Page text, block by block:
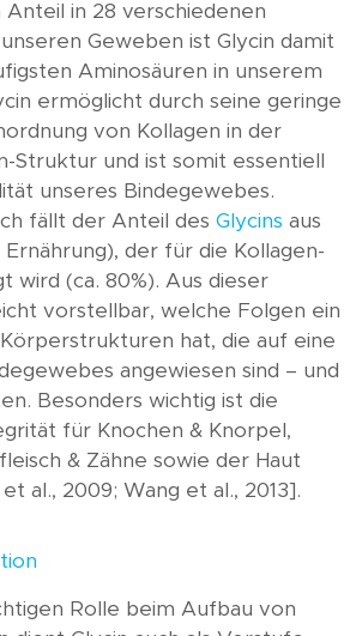
Anteil in 28 verschiedenen
Geweben ist Glycin damit
Aminosäuren in unserem
ermöglicht durch seine geringe
von Kollagen in der
Struktur und ist somit essentiell
unseres Bindegewebes.
fällt der Anteil des Glycins aus
der für die Kollagen-
wird (ca. 80%). Aus dieser
vorstellbar, welche Folgen ein
hat, die auf eine
angewiesen sind – und
Besonders wichtig ist die
für Knochen & Knorpel,
& Zähne sowie der Haut
al., 2009; Wang et al., 2013].
Rolle beim Aufbau von